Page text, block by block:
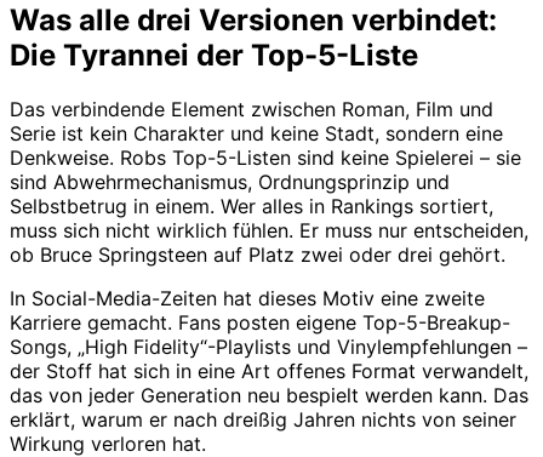
Was alle drei Versionen verbindet:
Die Tyrannei der Top-5-Liste
Das verbindende Element zwischen Roman, Film und
Serie ist kein Charakter und keine Stadt, sondern eine
Denkweise. Robs Top-5-Listen sind keine Spielerei – sie
sind Abwehrmechanismus, Ordnungsprinzip und
Selbstbetrug in einem. Wer alles in Rankings sortiert,
muss sich nicht wirklich fühlen. Er muss nur entscheiden,
ob Bruce Springsteen auf Platz zwei oder drei gehört.
In Social-Media-Zeiten hat dieses Motiv eine zweite
Karriere gemacht. Fans posten eigene Top-5-Breakup-
Songs, „High Fidelity“-Playlists und Vinylempfehlungen –
der Stoff hat sich in eine Art offenes Format verwandelt,
das von jeder Generation neu bespielt werden kann. Das
erklärt, warum er nach dreißig Jahren nichts von seiner
Wirkung verloren hat.